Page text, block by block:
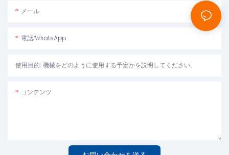
メール
電話/WhatsApp
使用目的: 機械をどのように使用する予定かを説明してください。
コンテンツ